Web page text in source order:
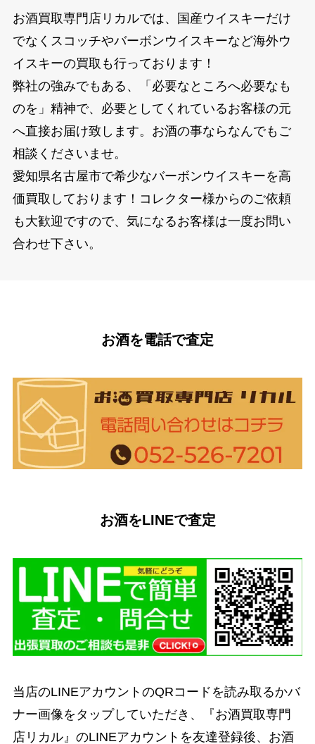
お酒買取専門店リカルでは、国産ウイスキーだけ
でなくスコッチやバーボンウイスキーなど海外ウ
イスキーの買取も行っております！
弊社の強みでもある、「必要なところへ必要なも
のを」精神で、必要としてくれているお客様の元
へ直接お届け致します。お酒の事ならなんでもご
相談くださいませ。
愛知県名古屋市で希少なバーボンウイスキーを高
価買取しております！コレクター様からのご依頼
も大歓迎ですので、気になるお客様は一度お問い
合わせ下さい。
お酒を電話で査定
お酒をLINEで査定
当店のLINEアカウントのQRコードを読み取るかバ
ナー画像をタップしていただき、『お酒買取専門
店リカル』のLINEアカウントを友達登録後、お酒